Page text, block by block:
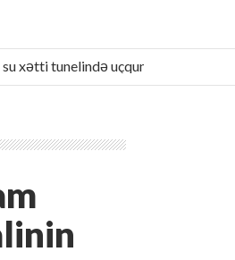
tunelində uçqun olub - 1 ölü, 1